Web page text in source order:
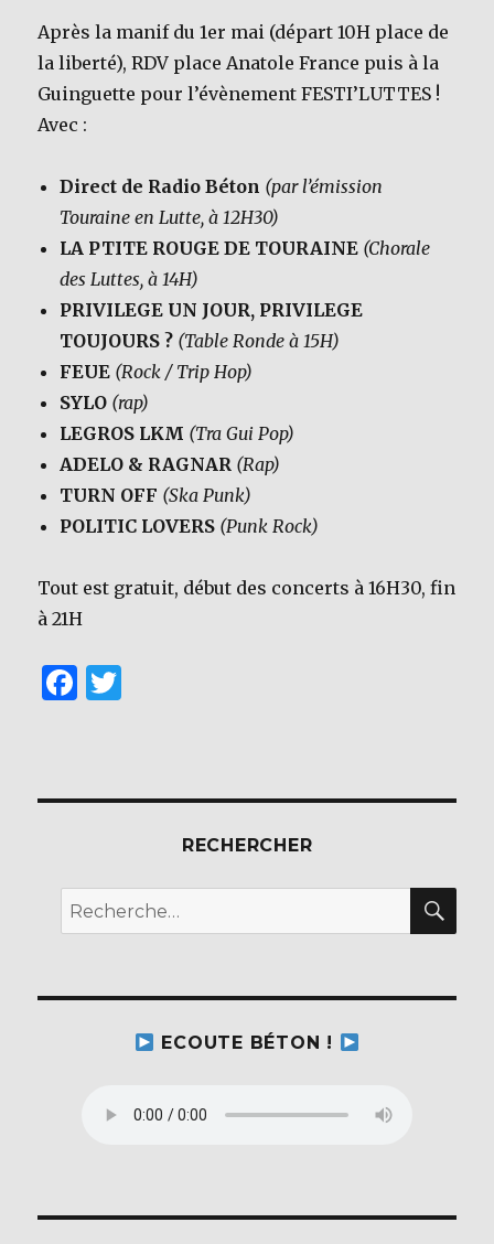
Après la manif du 1er mai (départ 10H place de
la liberté), RDV place Anatole France puis à la
Guinguette pour l’évènement FESTI’LUTTES !
Avec :
Direct de Radio Béton (par l’émission
Touraine en Lutte, à 12H30)
LA PTITE ROUGE DE TOURAINE (Chorale
des Luttes, à 14H)
PRIVILEGE UN JOUR, PRIVILEGE
TOUJOURS ? (Table Ronde à 15H)
FEUE (Rock / Trip Hop)
SYLO (rap)
LEGROS LKM (Tra Gui Pop)
ADELO & RAGNAR (Rap)
TURN OFF (Ska Punk)
POLITIC LOVERS (Punk Rock)
Tout est gratuit, début des concerts à 16H30, fin
à 21H
F
e
o
k
te
RECHERCHER
Recherche
pour :
ECOUTE BÉTON !